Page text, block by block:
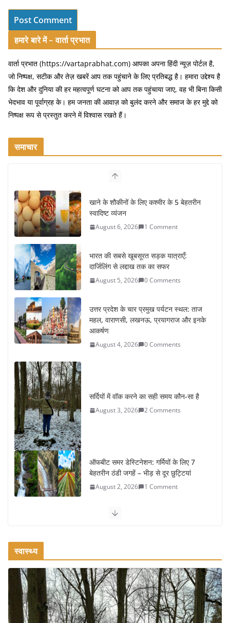
हमारे बारे में – वार्ता प्रभात
वार्ता प्रभात (https://vartaprabhat.com) आपका अपना हिंदी न्यूज़ पोर्टल है,
जो निष्पक्ष, सटीक और तेज़ खबरें आप तक पहुंचाने के लिए प्रतिबद्ध है। हमारा उद्देश्य है
कि देश और दुनिया की हर महत्वपूर्ण घटना को आप तक पहुंचाया जाए, वह भी बिना किसी
भेदभाव या पूर्वाग्रह के। हम जनता की आवाज़ को बुलंद करने और समाज के हर मुद्दे को
निष्पक्ष रूप से प्रस्तुत करने में विश्वास रखते हैं।
समाचार
खाने के शौकीनों के लिए कश्मीर के 5 बेहतरीन
स्वादिष्ट व्यंजन
August 6, 2026 1 Comment
भारत की सबसे खूबसूरत सड़क यात्राएँ:
दार्जिलिंग से लद्दाख तक का सफर
August 5, 2026 0 Comments
उत्तर प्रदेश के चार प्रमुख पर्यटन स्थल: ताज
महल, वाराणसी, लखनऊ, प्रयागराज और इनके
आकर्षण
August 4, 2026 0 Comments
सर्दियों में वॉक करने का सही समय कौन-सा है
August 3, 2026 2 Comments
ऑफबीट समर डेस्टिनेशन: गर्मियों के लिए 7
बेहतरीन ठंडी जगहें – भीड़ से दूर छुट्टियां
August 2, 2026 1 Comment
कश्मीर यात्रा गाइड: प्राकृतिक सुंदरता और
वजन घटाने के लिए 8 बेहतरीन वॉकिंग एक्सरसाइज: 1 महीने में पाएं 3-4
किलो कम वजन
July 31, 2026 1 Comment
स्वास्थ्य